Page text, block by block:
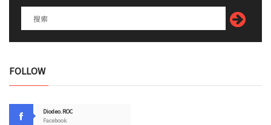
FOLLOW
Diodeo.ROC
Facebook